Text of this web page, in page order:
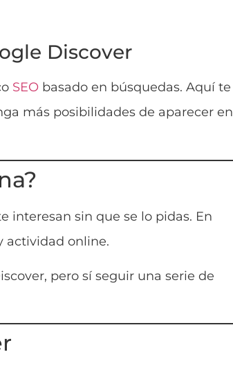
Discover
SEO basado en búsquedas. Aquí te
más posibilidades de aparecer en
interesan sin que se lo pidas. En
actividad online.
pero sí seguir una serie de